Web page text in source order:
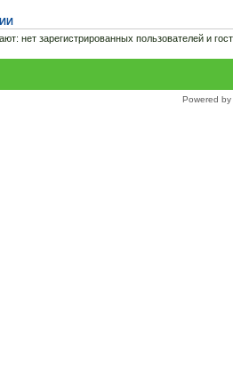
нет зарегистрированных пользователей и
Powered by